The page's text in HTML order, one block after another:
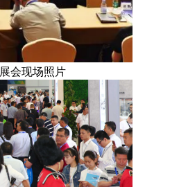
展会现场照片